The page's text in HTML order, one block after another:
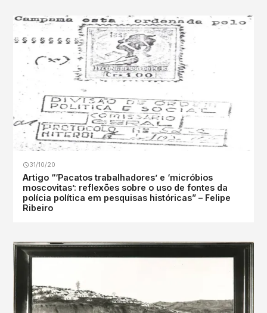
31/10/20
Artigo “‘Pacatos trabalhadores’ e ‘micróbios
moscovitas’: reflexões sobre o uso de fontes da
polícia política em pesquisas históricas” – Felipe
Ribeiro